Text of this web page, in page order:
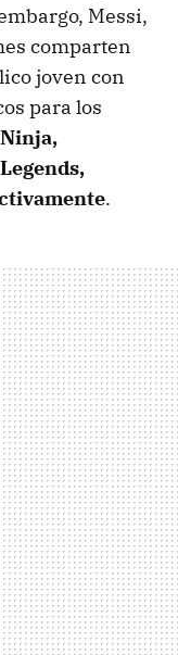
Messi,
comparten
joven con
para los
.